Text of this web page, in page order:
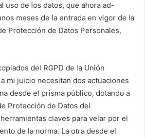
uso de los datos, que ahora ad-
meses de la entrada en vigor de la
Protección de Datos Personales,
del RGPD de la Unión
mi juicio necesitan dos actuaciones
desde el prisma público, dotando a
Protección de Datos del
claves para velar por el
de la norma. La otra desde el